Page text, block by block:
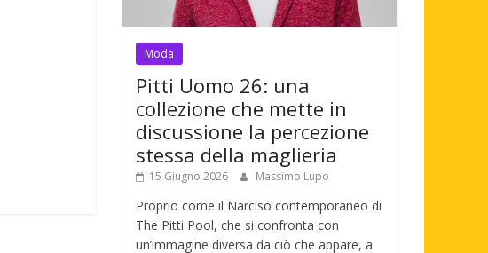
Moda
Pitti Uomo 26: una
collezione che mette in
discussione la percezione
stessa della maglieria
15 Giugno 2026 Massimo Lupo
Proprio come il Narciso contemporaneo di
The Pitti Pool, che si confronta con
un’immagine diversa da ciò che appare, a